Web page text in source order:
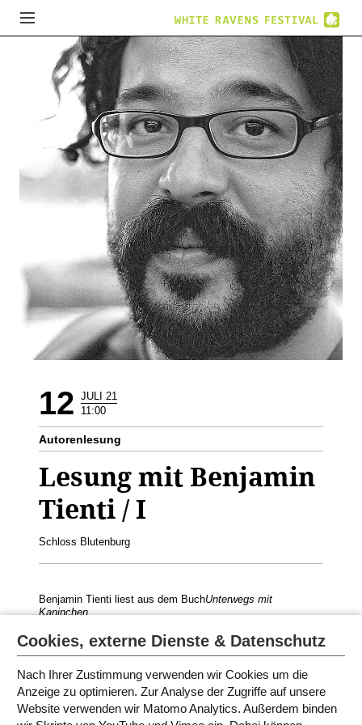
12 JULI 21
11:00
Autorenlesung
Lesung mit Benjamin
Tienti / I
Schloss Blutenburg
Benjamin Tienti liest aus dem BuchUnterwegs mit
Kaninchen
Geeignet für 4./5. Klasse
PROGRAMM IN MÜNCHEN 2021
Cookies, externe Dienste & Datenschutz
Nach Ihrer Zustimmung verwenden wir Cookies um die
Anzeige zu optimieren. Zur Analyse der Zugriffe auf unsere
Website verwenden wir Matomo Analytics. Außerdem binden